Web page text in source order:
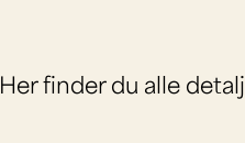
Her finder du alle